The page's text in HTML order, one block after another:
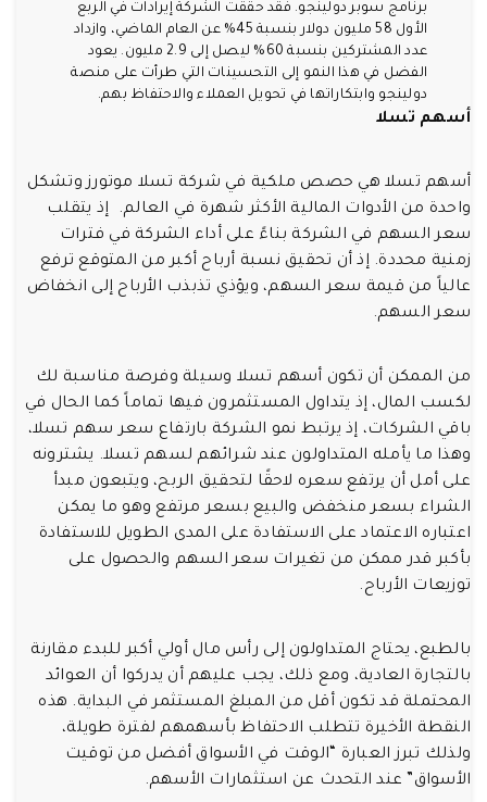
برنامج سوبر دولينجو. فقد حققت الشركة إيرادات في الربع
الأول 58 مليون دولار بنسبة 45% عن العام الماضي، وازداد
عدد المشتركين بنسبة 60% ليصل إلى 2.9 مليون. يعود
الفضل في هذا النمو إلى التحسينات التي طرأت على منصة
دولينجو وابتكاراتها في تحويل العملاء والاحتفاظ بهم.
أسهم تسلا
أسهم تسلا هي حصص ملكية في شركة تسلا موتورز وتشكل
واحدة من الأدوات المالية الأكثر شهرة في العالم. إذ يتقلب
سعر السهم في الشركة بناءً على أداء الشركة في فترات
زمنية محددة. إذ أن تحقيق نسبة أرباح أكبر من المتوقع ترفع
عالياً من قيمة سعر السهم، ويؤذي تذبذب الأرباح إلى انخفاض
سعر السهم.
من الممكن أن تكون أسهم تسلا وسيلة وفرصة مناسبة لك
لكسب المال، إذ يتداول المستثمرون فيها تماماً كما الحال في
باقي الشركات، إذ يرتبط نمو الشركة بارتفاع سعر سهم تسلا،
وهذا ما يأمله المتداولون عند شرائهم لسهم تسلا. يشترونه
على أمل أن يرتفع سعره لاحقًا لتحقيق الربح، ويتبعون مبدأ
الشراء بسعر منخفض والبيع بسعر مرتفع وهو ما يمكن
اعتباره الاعتماد على الاستفادة على المدى الطويل للاستفادة
بأكبر قدر ممكن من تغيرات سعر السهم والحصول على
توزيعات الأرباح.
بالطبع، يحتاج المتداولون إلى رأس مال أولي أكبر للبدء مقارنة
بالتجارة العادية، ومع ذلك، يجب عليهم أن يدركوا أن العوائد
المحتملة قد تكون أقل من المبلغ المستثمر في البداية. هذه
النقطة الأخيرة تتطلب الاحتفاظ بأسهمهم لفترة طويلة،
ولذلك تبرز العبارة “الوقت في الأسواق أفضل من توقيت
الأسواق” عند التحدث عن استثمارات الأسهم.